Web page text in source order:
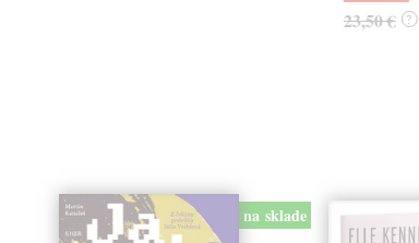
23,50 € ?
na sklade